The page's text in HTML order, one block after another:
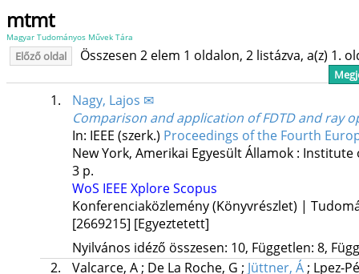
mtmt
Magyar Tudományos Művek Tára
Előző oldal Összesen 2 elem 1 oldalon, 2 listázva, a(z) 1.
1.
Nagy, Lajos ✉
Comparison and application of FDTD and
In: IEEE (szerk.) Proceedings of the Fourth
New York, Amerikai Egyesült Államok : Institute
3 p.
WoS IEEE XploreScopus
Konferenciaközlemény (Könyvrészlet) |
[2669215] [Egyeztetett]
Nyilvános idéző összesen: 10, Független: 8,
2.
Valcarce, A; De La Roche, G ; Jüttner, Á; Lpez-